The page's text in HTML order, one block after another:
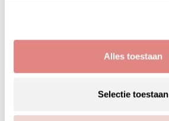
Alles toestaan
Selectie toestaan